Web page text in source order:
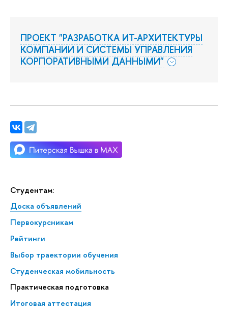
Студентам:
Доска объявлений
Первокурсникам
Рейтинги
Выбор траектории обучения
Студенческая мобильность
Практическая подготовка
Итоговая аттестация
ПРОЕКТ "РАЗРАБОТКА ИТ-АРХИТЕКТУРЫ
КОМПАНИИ И СИСТЕМЫ УПРАВЛЕНИЯ
КОРПОРАТИВНЫМИ ДАННЫМИ"